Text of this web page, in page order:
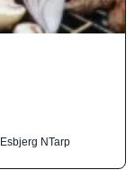
Esbjerg NTarp